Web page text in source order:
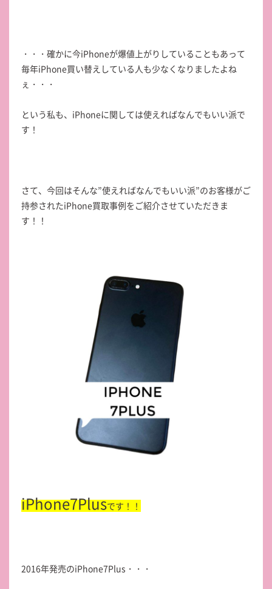
・・・確かに今iPhoneが爆値上がりしていることもあって
毎年iPhone買い替えしている人も少なくなりましたよね
ぇ・・・
という私も、iPhoneに関しては使えればなんでもいい派で
す！
さて、今回はそんな”使えればなんでもいい派”のお客様がご
持参されたiPhone買取事例をご紹介させていただきま
す！！
iPhone7Plusです！！
2016年発売のiPhone7Plus・・・